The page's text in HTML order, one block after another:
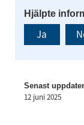
Hjälpte
Ja
Senast
12 juni 2025